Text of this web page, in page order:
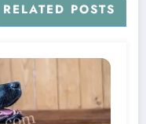
RELATED POSTS